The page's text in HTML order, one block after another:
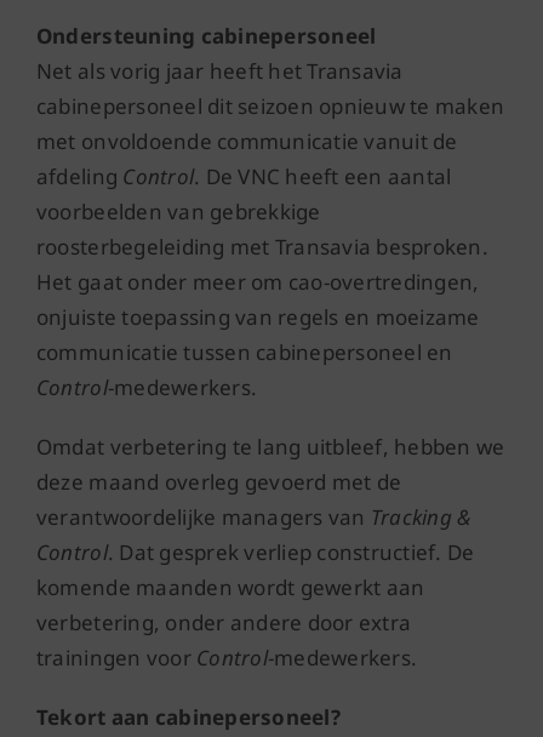
Ondersteuning cabinepersoneel
Net als vorig jaar heeft het Transavia
cabinepersoneel dit seizoen opnieuw te maken
met onvoldoende communicatie vanuit de
afdeling Control. De VNC heeft een aantal
voorbeelden van gebrekkige
roosterbegeleiding met Transavia besproken.
Het gaat onder meer om cao-overtredingen,
onjuiste toepassing van regels en moeizame
communicatie tussen cabinepersoneel en
Control-medewerkers.
Omdat verbetering te lang uitbleef, hebben we
deze maand overleg gevoerd met de
verantwoordelijke managers van Tracking &
Control. Dat gesprek verliep constructief. De
komende maanden wordt gewerkt aan
verbetering, onder andere door extra
trainingen voor Control-medewerkers.
Tekort aan cabinepersoneel?